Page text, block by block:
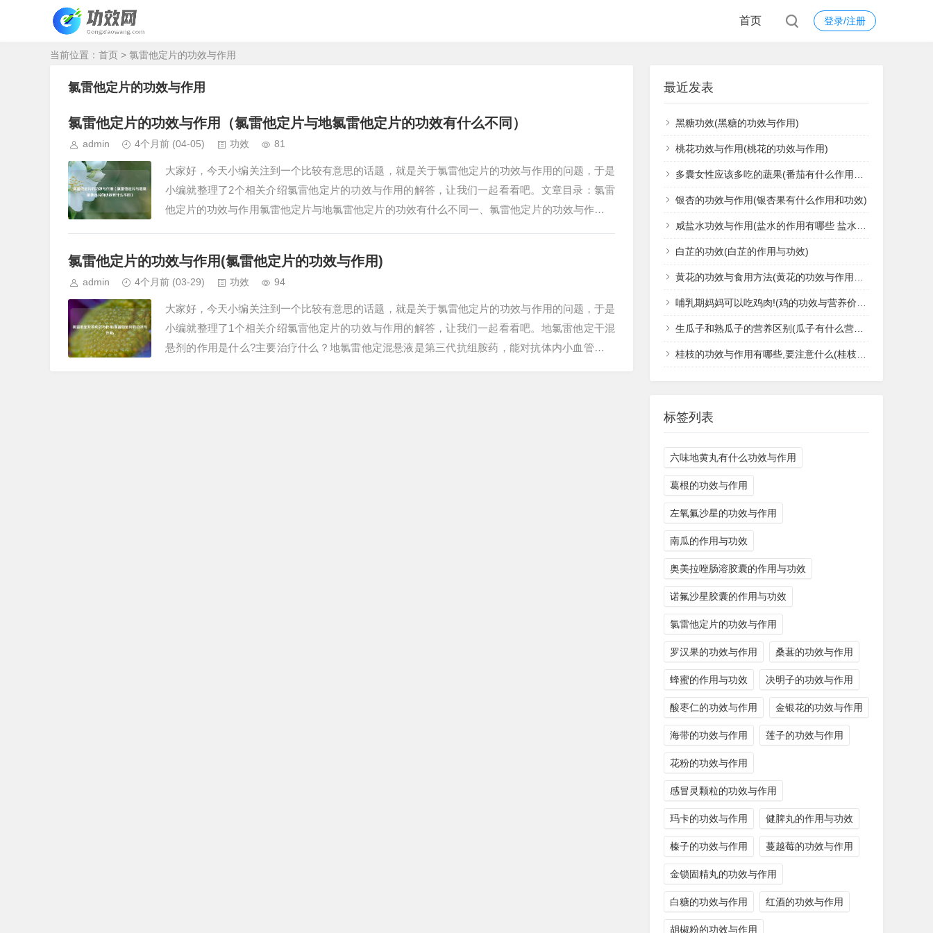
登录/注册
首页
当前位置： 首页 > 氯雷他定片的功效与作用
氯雷他定片的功效与作用
氯雷他定片的功效与作用（氯雷他定片与地氯雷他定片的功效有什么不同）
admin 4个月前 (04-05) 功效 81
大家好，今天小编关注到一个比较有意思的话题，就是关于氯雷他定片的功效与作用的问题，于是
小编就整理了2个相关介绍氯雷他定片的功效与作用的解答，让我们一起看看吧。文章目录：氯雷
他定片的功效与作用氯雷他定片与地氯雷他定片的功效有什么不同一、氯雷他定片的功效与作用氯
氯雷他定片的功效与作用(氯雷他定片的功效与作用)
admin 4个月前 (03-29) 功效 94
大家好，今天小编关注到一个比较有意思的话题，就是关于氯雷他定片的功效与作用的问题，于是
小编就整理了1个相关介绍氯雷他定片的功效与作用的解答，让我们一起看看吧。地氯雷他定干混
悬剂的作用是什么?主要治疗什么？地氯雷他定混悬液是第三代抗组胺药，能对抗体内小血管扩张
最近发表
黑糖功效(黑糖的功效与作用)
桃花功效与作用(桃花的功效与作用)
多囊女性应该多吃的蔬果(番茄有什么作用与功效)
银杏的功效与作用(银杏果有什么作用和功效)
咸盐水功效与作用(盐水的作用有哪些 盐水虽不起眼但有11种强大功能)
白芷的功效(白芷的作用与功效)
黄花的功效与食用方法(黄花的功效与作用是什么)
哺乳期妈妈可以吃鸡肉!(鸡的功效与营养价值)
生瓜子和熟瓜子的营养区别(瓜子有什么营养价值和功效作用)
桂枝的功效与作用有哪些,要注意什么(桂枝的功效)
标签列表
六味地黄丸有什么功效与作用
葛根的功效与作用
左氧氟沙星的功效与作用
南瓜的作用与功效
奥美拉唑肠溶胶囊的作用与功效
诺氟沙星胶囊的作用与功效
氯雷他定片的功效与作用
罗汉果的功效与作用 桑葚的功效与作用
蜂蜜的作用与功效 决明子的功效与作用
酸枣仁的功效与作用 金银花的功效与作用
海带的功效与作用 莲子的功效与作用
花粉的功效与作用
感冒灵颗粒的功效与作用
玛卡的功效与作用 健脾丸的作用与功效
榛子的功效与作用 蔓越莓的功效与作用
金锁固精丸的功效与作用
白糖的功效与作用 红酒的功效与作用
胡椒粉的功效与作用